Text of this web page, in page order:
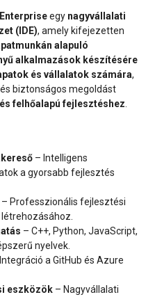
egy nagyvállalati
(IDE), amely kifejezetten
alapuló
alkalmazások készítésére
és vállalatok számára,
biztonságos megoldást
felhőalapú fejlesztéshez
– Intelligens
a gyorsabb fejlesztés
– Professzionális fejlesztési
– C++, Python, JavaScript,
nyelvek.
a GitHub és Azure
eszközök – Nagyvállalati